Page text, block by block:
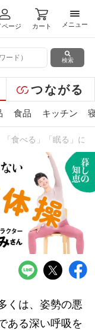
ページ カート
メニ
メニュー
検索
つながる
食品 キッチン
「食べる」「眠る」に
くは、姿勢の悪
ある深い呼吸を